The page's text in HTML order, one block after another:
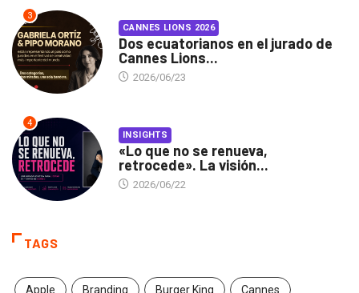
3
CANNES LIONS 2026
Dos ecuatorianos en el jurado de
Cannes Lions...
2026/06/23
4
INSIGHTS
«Lo que no se renueva,
retrocede». La visión...
2026/06/22
TAGS
Apple Branding Burger King Cannes